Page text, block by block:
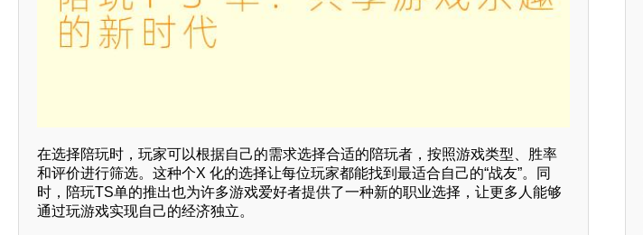
在选择陪玩时，玩家可以根据自己的需求选择合适的陪玩者，按照游戏类型、胜率
和评价进行筛选。这种个X 化的选择让每位玩家都能找到最适合自己的“战友”。同
时，陪玩TS单的推出也为许多游戏爱好者提供了一种新的职业选择，让更多人能够
通过玩游戏实现自己的经济独立。